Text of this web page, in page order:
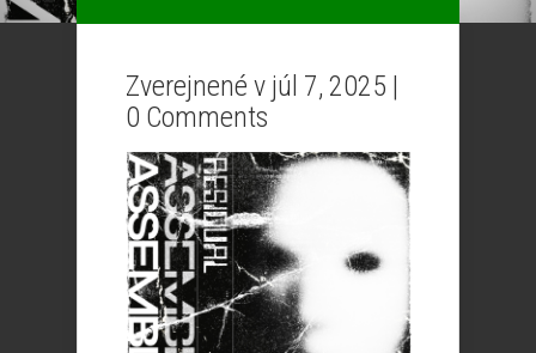
Zverejnené v júl 7, 2025 |
0 Comments